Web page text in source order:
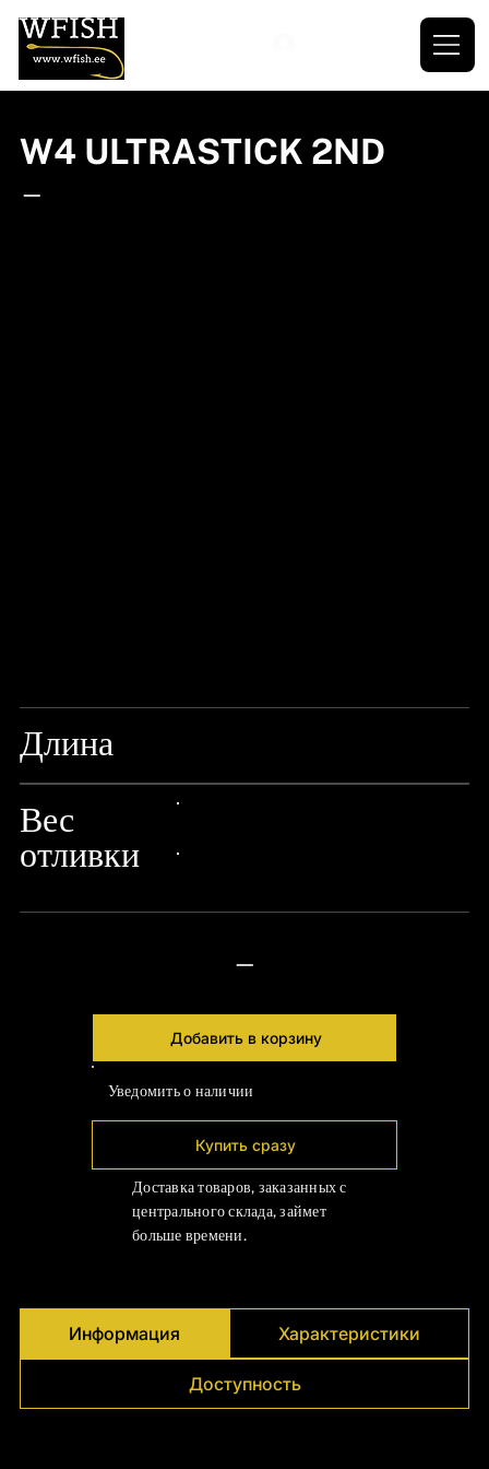
Длина
Вес
отливки
—
Добавить в корзину
Уведомить о наличии
Купить сразу
Доставка товаров, заказанных с
центрального склада, займет
больше времени.
Информация Характеристики
Доступность
W4 ULTRASTICK 2ND
—